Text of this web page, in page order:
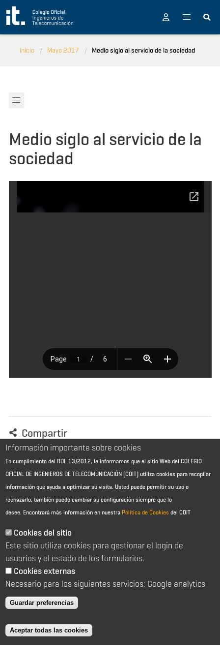
Pasar al contenido principal
Inicio Mayo 2017 Medio siglo al servicio de la sociedad
Medio siglo al servicio de la
sociedad
Compartir
FACEBOOK LINKEDIN
Aviso Legal - Información general
Contacto
Política de cookies
Política de reembolso
91 391 10 66
Información importante sobre cookies
En cumplimiento del RDL 13/2012, le informamos que el sitio Web del COLEGIO
OFICIAL DE INGENIEROS DE TELECOMUNICACIÓN (COIT) utiliza cookies para recopilar
información que ayuda a optimizar su visita. Usted puede permitir su uso o
rechazarlo, también puede cambiar su configuración siempre que lo
desee. Encontrará más información en nuestra Política de Cookies del COIT
Cookies del sitio
Este sitio utiliza cookies para gestionar el login de
usuarios y el estado de los formularios.
Cookies externas
Necesario para los siguientes servicios: Google analytics
Guardar preferencias
Aceptar todas las cookies